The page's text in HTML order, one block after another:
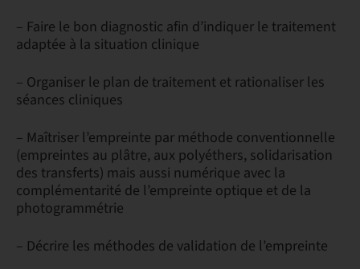
– Faire le bon diagnostic afin d’indiquer le traitement
adaptée à la situation clinique
– Organiser le plan de traitement et rationaliser les
séances cliniques
– Maîtriser l’empreinte par méthode conventionnelle
(empreintes au plâtre, aux polyéthers, solidarisation
des transferts) mais aussi numérique avec la
complémentarité de l’empreinte optique et de la
photogrammétrie
– Décrire les méthodes de validation de l’empreinte